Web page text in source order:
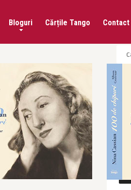
Bloguri Cărțile Tango Contact